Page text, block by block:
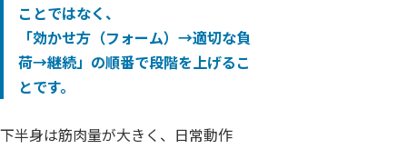
ことではなく、
「効かせ方（フォーム）→適切な負
荷→継続」 の順番で段階を上げるこ
とです。
下半身は筋肉量が大きく、日常動作